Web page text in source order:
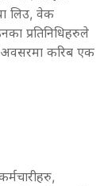
लिउ, वेक
प्रतिनिधिहरुले
अवसरमा करिब एक